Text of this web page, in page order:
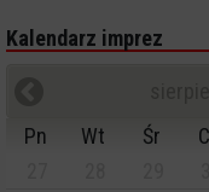
Kalendarz imprez
Pn
Wt Śr